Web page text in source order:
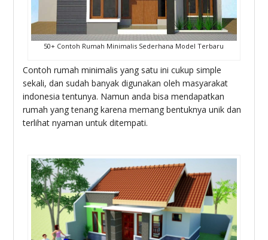
50+ Contoh Rumah Minimalis Sederhana Model Terbaru
Contoh rumah minimalis yang satu ini cukup simple
sekali, dan sudah banyak digunakan oleh masyarakat
indonesia tentunya. Namun anda bisa mendapatkan
rumah yang tenang karena memang bentuknya unik dan
terlihat nyaman untuk ditempati.